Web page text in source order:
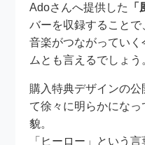
Adoさんへ提供した
バーを収録すること
音楽がつながってい
ムとも言えるでしょう
購入特典デザインの
て徐々に明らかにな
貌。
「ヒーロー」という